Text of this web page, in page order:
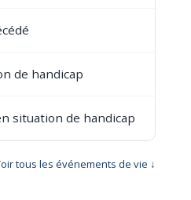
de handicap
situation de handicap
tous les événements de vie ↓